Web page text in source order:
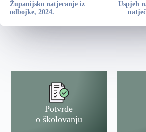
Županijsko natjecanje iz
odbojke, 2024.
Uspjeh
Potvrde
o školovanju